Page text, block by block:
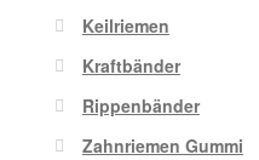
Keilriemen
Kraftbänder
Rippenbänder
Zahnriemen Gummi